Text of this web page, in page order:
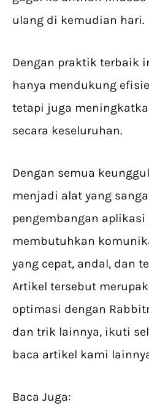
ulang di kemudian hari.
Dengan praktik terbaik
hanya mendukung
tetapi juga
secara keseluruhan.
Dengan semua
menjadi alat yang
pengembangan aplikasi
membutuhkan
yang cepat, andal, dan
Artikel tersebut
optimasi dengan
dan trik lainnya, ikuti
baca artikel kami
Baca Juga: